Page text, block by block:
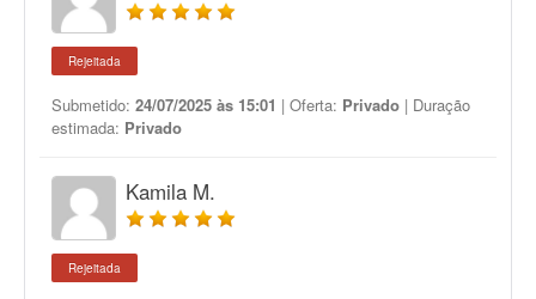
Rejeitada
Submetido: 24/07/2025 às 15:01 | Oferta: Privado | Duração
estimada: Privado
Kamila M.
Rejeitada